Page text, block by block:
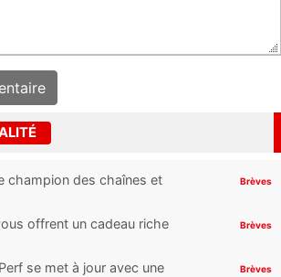
champion des chaînes et
Brèves
offrent un cadeau riche
Brèves
se met à jour avec une
Brèves